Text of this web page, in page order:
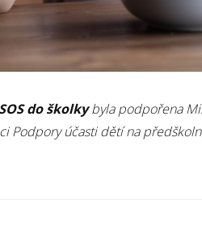
SOS do školkybyla podpořena
Podpory účasti dětí na